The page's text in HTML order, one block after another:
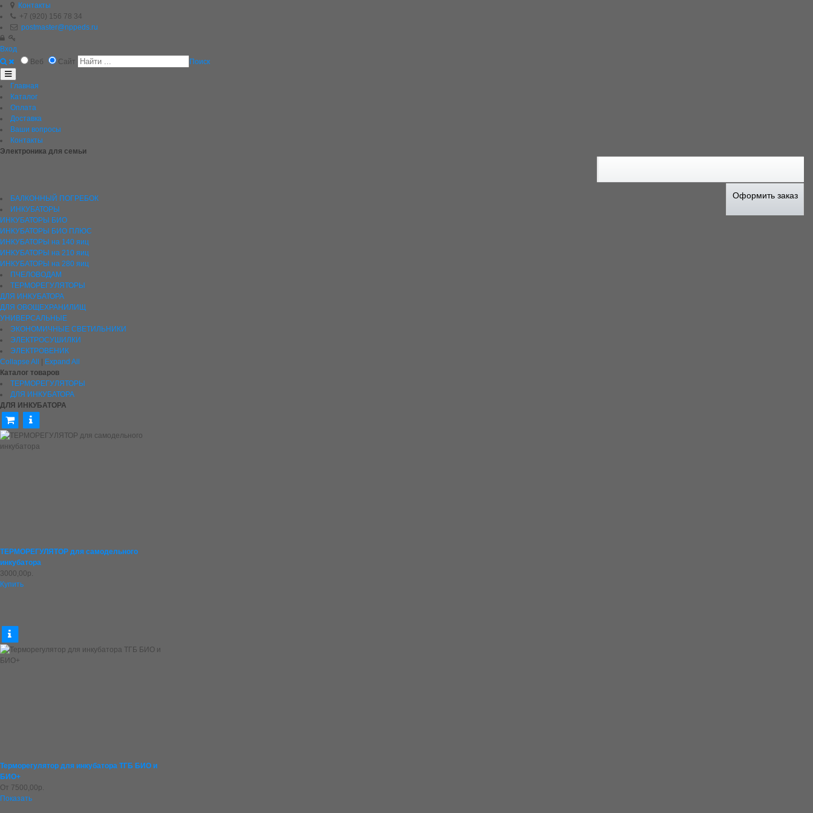
Контакты
+7 (920) 156 78 34
postmaster@nppeds.ru
Вход
Веб
Сайт Поиск
Главная
Каталог
Оплата
Доставка
Ваши вопросы
Контакты
Электроника для семьи
Оформить заказ
БАЛКОННЫЙ ПОГРЕБОК
ИНКУБАТОРЫ
ИНКУБАТОРЫ БИО
ИНКУБАТОРЫ БИО ПЛЮС
ИНКУБАТОРЫ на 140 яиц
ИНКУБАТОРЫ на 210 яиц
ИНКУБАТОРЫ на 280 яиц
ПЧЕЛОВОДАМ
ТЕРМОРЕГУЛЯТОРЫ
ДЛЯ ИНКУБАТОРА
ДЛЯ ОВОЩЕХРАНИЛИЩ
УНИВЕРСАЛЬНЫЕ
ЭКОНОМИЧНЫЕ СВЕТИЛЬНИКИ
ЭЛЕКТРОСУШИЛКИ
ЭЛЕКТРОВЕНИК
Collapse All
Expand All
Каталог товаров
ТЕРМОРЕГУЛЯТОРЫ
ДЛЯ ИНКУБАТОРА
ДЛЯ ИНКУБАТОРА
ТЕРМОРЕГУЛЯТОР для самодельного
инкубатора
3000,00р.
Купить
Терморегулятор для инкубатора ТГБ БИО и
БИО+
От 7500,00р.
Показать